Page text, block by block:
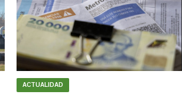
ACTUALIDAD